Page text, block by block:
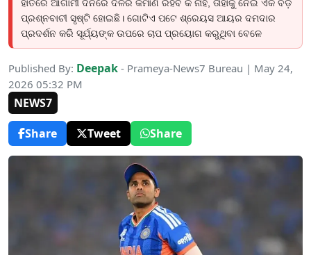
ହାତରେ ଆଗାମୀ ଦିନରେ ଦଳର କମାଣ ରହିବ କି ନାହିଁ, ତାହାକୁ ନେଇ ଏକ ବଡ଼
ପ୍ରଶ୍ନବାଚୀ ସୃଷ୍ଟି ହୋଇଛି। ଗୋଟିଏ ପଟେ ଶ୍ରେୟସ ଆୟର ଦମଦାର
ପ୍ରଦର୍ଶନ କରି ସୂର୍ଯ୍ୟଙ୍କ ଉପରେ ଚାପ ପ୍ରୟୋଗ କରୁଥିବା ବେଳେ
Published By: Deepak - Prameya-News7 Bureau | May 24,
2026 05:32 PM
NEWS7
Share
Tweet Share